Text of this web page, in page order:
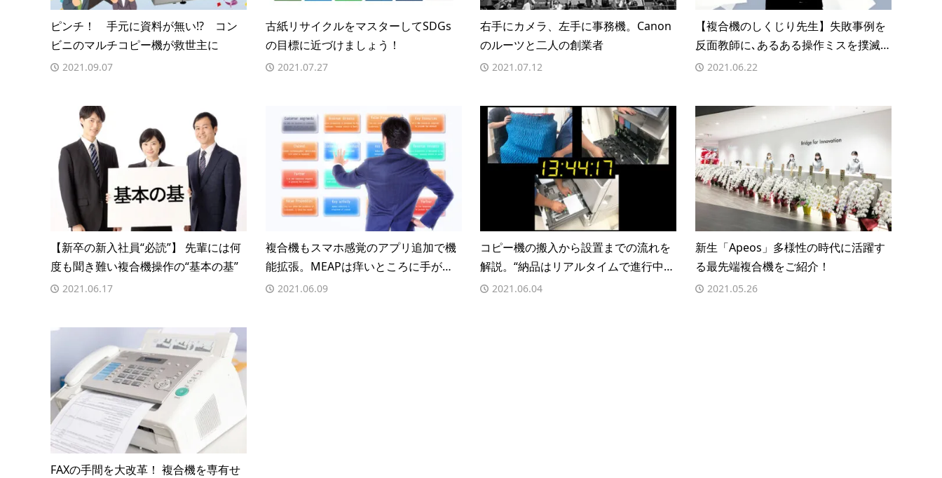
ピンチ！ 手元に資料が無い!? コン
ビニのマルチコピー機が救世主に
2021.09.07
古紙リサイクルをマスターしてSDGs
の目標に近づけましょう！
2021.07.27
右手にカメラ、左手に事務機。Canon
のルーツと二人の創業者
2021.07.12
【複合機のしくじり先生】失敗事例を
反面教師に､あるある操作ミスを撲滅…
2021.06.22
【新卒の新入社員“必読”】 先輩には何
度も聞き難い複合機操作の“基本の基”
2021.06.17
複合機もスマホ感覚のアプリ追加で機
能拡張。MEAPは痒いところに手が…
2021.06.09
コピー機の搬入から設置までの流れを
解説。“納品はリアルタイムで進行中…
2021.06.04
新生「Apeos」多様性の時代に活躍す
る最先端複合機をご紹介！
2021.05.26
FAXの手間を大改革！ 複合機を専有せ